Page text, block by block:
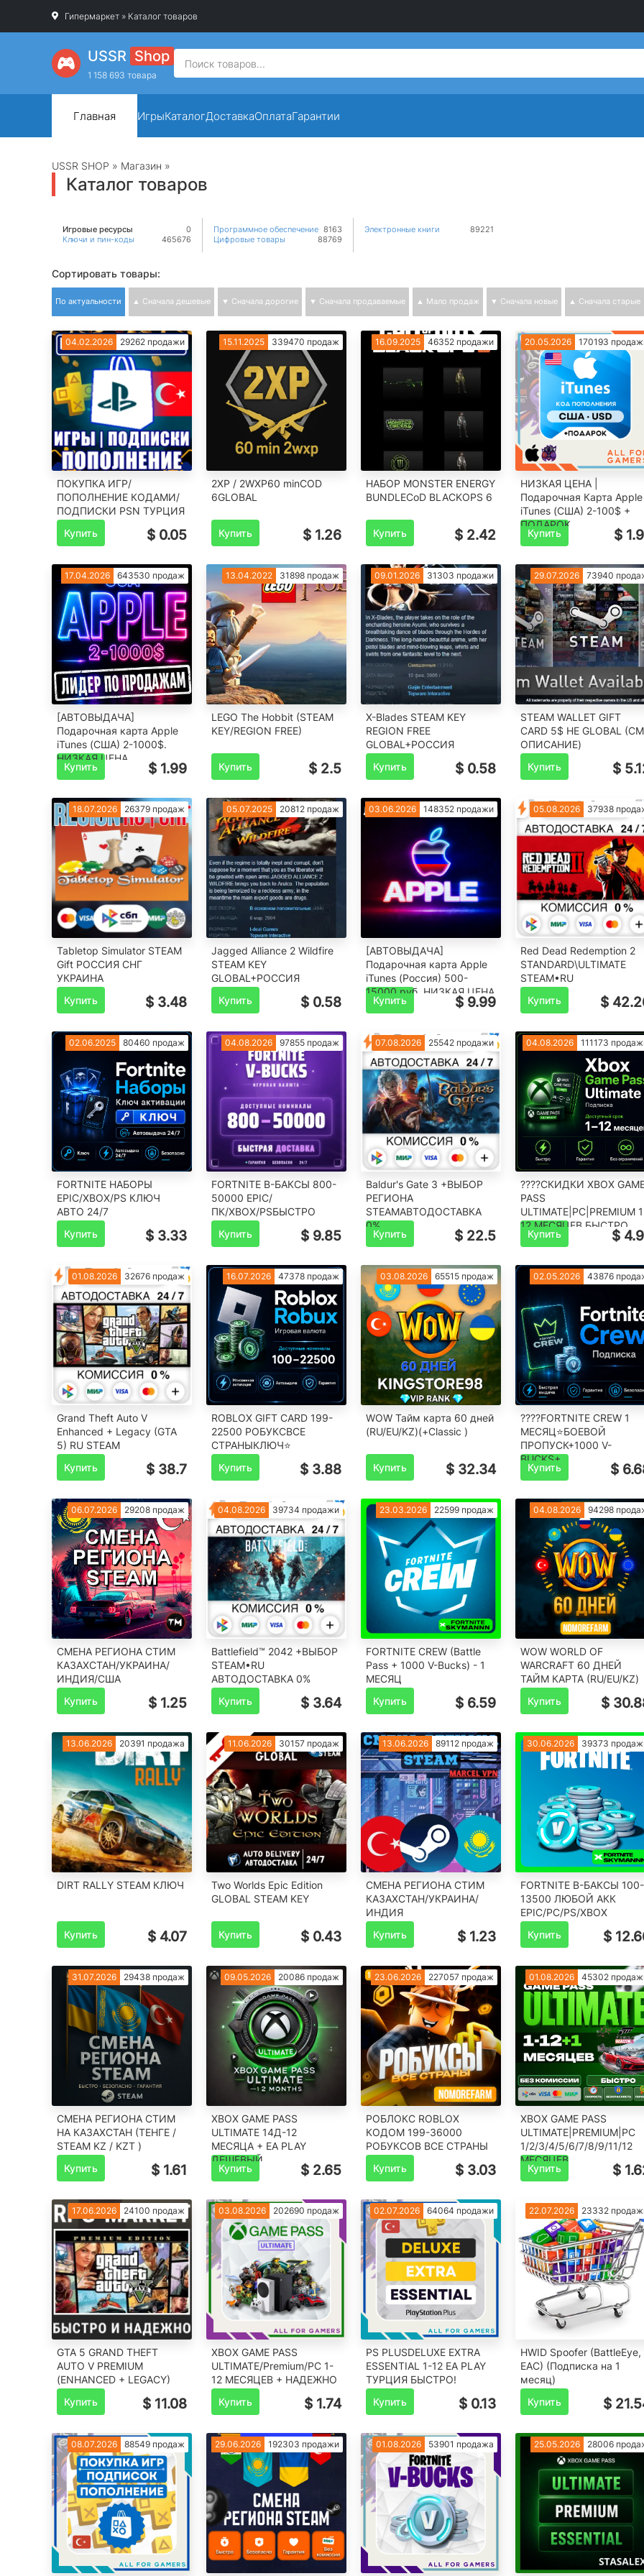
Гипермаркет » Каталог товаров
USSR Shop
1 158 693 товара
Главная ИгрыКаталогДоставкаОплатаГарантии
USSR SHOP » Магазин »
Каталог товаров
Игровые ресурсы
0
Ключи и пин-коды
465676
Программное обеспечение 8163
Цифровые товары
88769
Электронные книги 89221
Сортировать товары:
По актуальности ▲ Сначала дешевые ▼ Сначала дорогие ▼ Сначала продаваемые ▲ Мало продаж ▼ Сначала новые ▲ Сначала старые
04.02.2026 29262 продажи
ПОКУПКА ИГР/
ПОПОЛНЕНИЕ КОДАМИ/
ПОДПИСКИ PSN ТУРЦИЯ
Купить
$ 0.05
15.11.2025 339470 продаж
2XP / 2WXP60 minCOD
6GLOBAL
Купить $ 1.26
16.09.2025 46352 продажи
НАБОР MONSTER ENERGY
BUNDLECoD BLACKOPS 6
Купить $ 2.42
20.05.2026 170193
НИЗКАЯ ЦЕНА |
Подарочная Карта Apple
iTunes (США) 2-100$ +
ПОДАРОК
Купить $
17.04.2026 643530 продаж
[АВТОВЫДАЧА]
Подарочная карта Apple
iTunes (США) 2-1000$.
НИЗКАЯ ЦЕНА
Купить $ 1.99
13.04.2022 31898 продаж
LEGO The Hobbit (STEAM
KEY/REGION FREE)
Купить $ 2.5
09.01.2026 31303 продажи
X-Blades STEAM KEY
REGION FREE
GLOBAL+РОССИЯ
Купить
$ 0.58
29.07.2026 73940
STEAM WALLET GIFT
CARD 5$ НЕ GLOBAL
ОПИСАНИЕ)
Купить
$
18.07.2026 26379 продаж
Tabletop Simulator STEAM
Gift ️РОССИЯ ️СНГ
️УКРАИНА
Купить
$ 3.48
05.07.2025 20812 продаж
Jagged Alliance 2 Wildfire
STEAM KEY
GLOBAL+РОССИЯ
Купить
$ 0.58
03.06.2026 148352 продажи
[АВТОВЫДАЧА]
Подарочная карта Apple
iTunes (Россия) 500-
15000 руб. НИЗКАЯ ЦЕНА
Купить $ 9.99
05.08.2026 37938
Red Dead Redemption 2
STANDARD\ULTIMATE
STEAM•RU️
Купить
$
02.06.2025 80460 продаж
FORTNITE НАБОРЫ
EPIC/XBOX/PS КЛЮЧ
АВТО 24/7
Купить
$ 3.33
04.08.2026 97855 продаж
FORTNITE В-БАКСЫ 800-
50000 EPIC/
ПК/XBOX/PSБЫСТРО
Купить
$ 9.85
07.08.2026 25542 продажи
Baldur's Gate 3 +ВЫБОР
РЕГИОНА
STEAM️АВТОДОСТАВКА
0%
Купить $ 22.5
04.08.2026 111173
????СКИДКИ XBOX
PASS
ULTIMATE|PC|PREMIUM
12 МЕСЯЦЕВ БЫСТРО
Купить $
01.08.2026 32676 продаж
Grand Theft Auto V
Enhanced + Legacy (GTA
5) RU STEAM️
Купить
$ 38.7
16.07.2026 47378 продаж
ROBLOX GIFT CARD 199-
22500 РОБУКСВСЕ
СТРАНЫКЛЮЧ⭐
Купить
$ 3.88
03.08.2026 65515 продаж
WOW Тайм карта 60 дней
(RU/EU/KZ)(+Classic )
Купить $ 32.34
02.05.2026 43876
????FORTNITE CREW 1
МЕСЯЦ⭐БОЕВОЙ
ПРОПУСК+1000 V-
BUCKS+
Купить $
06.07.2026 29208 продаж
СМЕНА РЕГИОНА СТИМ
КАЗАХСТАН/УКРАИНА/
ИНДИЯ/США
Купить
$ 1.25
04.08.2026 39734 продажи
Battlefield™ 2042 +ВЫБОР
STEAM•RU
️АВТОДОСТАВКА 0%
Купить
$ 3.64
23.03.2026 22599 продаж
FORTNITE CREW (Battle
Pass + 1000 V-Bucks) - 1
МЕСЯЦ
Купить
$ 6.59
04.08.2026 94298
WOW WORLD OF
WARCRAFT 60 ДНЕЙ
ТАЙМ КАРТА (RU/EU/KZ)
Купить
$
13.06.2026 20391 продажа
DIRT RALLY STEAM КЛЮЧ
Купить $ 4.07
11.06.2026 30157 продаж
Two Worlds Epic Edition
GLOBAL STEAM KEY
Купить $ 0.43
13.06.2026 89112 продаж
СМЕНА РЕГИОНА СТИМ
КАЗАХСТАН/УКРАИНА/
ИНДИЯ
Купить
$ 1.23
30.06.2026 39373
FORTNITE В-БАКСЫ 100-
13500 ЛЮБОЙ АКК
EPIC/PC/PS/XBOX
Купить
$
31.07.2026 29438 продаж
СМЕНА РЕГИОНА СТИМ
НА КАЗАХСТАН (ТЕНГЕ /
STEAM KZ / KZT )
Купить
$ 1.61
09.05.2026 20086 продаж
XBOX GAME PASS
ULTIMATE 14Д-12
МЕСЯЦА + EA PLAY
ДЕШЕВЫЙ
Купить $ 2.65
23.06.2026 227057 продаж
РОБЛОКС ROBLOX
КОДОМ 199-36000
РОБУКСОВ ВСЕ СТРАНЫ
Купить
$ 3.03
01.08.2026 45302
XBOX GAME PASS
ULTIMATE|PREMIUM|PC
1/2/3/4/5/6/7/8/9/11/12
МЕСЯЦЕВ
Купить $
17.06.2026 24100 продаж
GTA 5 GRAND THEFT
AUTO V PREMIUM
(ENHANCED + LEGACY)
Купить
$ 11.08
03.08.2026 202690 продаж
XBOX GAME PASS
ULTIMATE/Premium/PC 1-
12 МЕСЯЦЕВ + НАДЕЖНО
Купить
$ 1.74
02.07.2026 64064 продажи
PS PLUSDELUXE EXTRA
ESSENTIAL 1-12 EA PLAY
ТУРЦИЯ БЫСТРО!
Купить
$ 0.13
22.07.2026 23332
HWID Spoofer (BattleEye,
EAC) (Подписка на 1
месяц)
Купить
$
08.07.2026 88549 продаж 29.06.2026 192303 продажи 01.08.2026 53901 продажа 25.05.2026 28006